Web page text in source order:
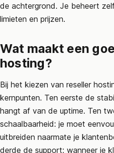
de achtergrond. Je beheert
limieten en prijzen.
Wat maakt een
hosting?
Bij het kiezen van reseller
kernpunten. Ten eerste de
hangt af van de uptime. Ten
schaalbaarheid: je moet
uitbreiden naarmate je
derde de support: wanneer je